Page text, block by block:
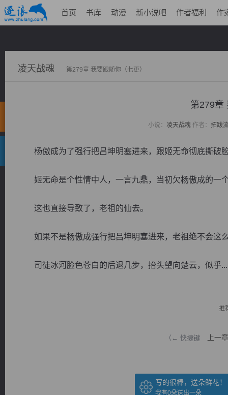
首页 书库 动漫 新小说吧 作者福利 作
凌天战魂 第279章 我要跟随你（七更）
第279章
小说： 凌天战魂作者： 拓跋
杨傲成为了强行把吕坤明塞进来，跟姬无命彻底撕破
姬无命是个性情中人，一言九鼎，当初欠杨傲成的一
这也直接导致了，老祖的仙去。
如果不是杨傲成强行把吕坤明塞进来，老祖绝不会这
司徒冰河脸色苍白的后退几步，抬头望向楚云，似乎...
推
（← 快捷键 上一章
写的很棒，送朵鲜花！
我有0朵送出一朵